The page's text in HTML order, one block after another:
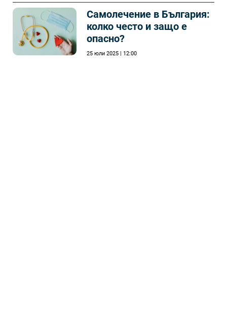
Самолечeние в България:
колко често и защо е
опасно?
25 юли 2025 | 12:00